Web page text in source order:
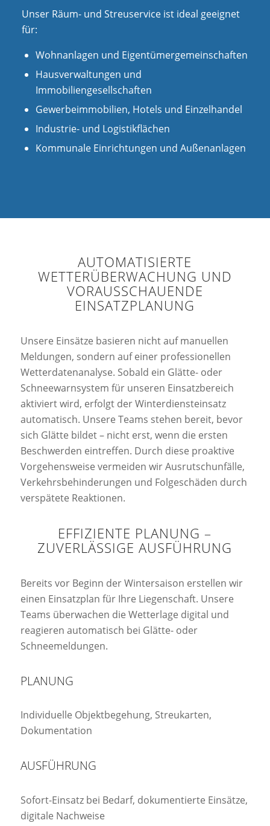
Unser Räum- und Streuservice ist ideal geeignet
für:
Wohnanlagen und Eigentümergemeinschaften
Hausverwaltungen und
Immobiliengesellschaften
Gewerbeimmobilien, Hotels und Einzelhandel
Industrie- und Logistikflächen
Kommunale Einrichtungen und Außenanlagen
AUTOMATISIERTE
WETTERÜBERWACHUNG UND
VORAUSSCHAUENDE
EINSATZPLANUNG
Unsere Einsätze basieren nicht auf manuellen
Meldungen, sondern auf einer professionellen
Wetterdatenanalyse. Sobald ein Glätte- oder
Schneewarnsystem für unseren Einsatzbereich
aktiviert wird, erfolgt der Winterdiensteinsatz
automatisch. Unsere Teams stehen bereit, bevor
sich Glätte bildet – nicht erst, wenn die ersten
Beschwerden eintreffen. Durch diese proaktive
Vorgehensweise vermeiden wir Ausrutschunfälle,
Verkehrsbehinderungen und Folgeschäden durch
verspätete Reaktionen.
EFFIZIENTE PLANUNG –
ZUVERLÄSSIGE AUSFÜHRUNG
Bereits vor Beginn der Wintersaison erstellen wir
einen Einsatzplan für Ihre Liegenschaft. Unsere
Teams überwachen die Wetterlage digital und
reagieren automatisch bei Glätte- oder
Schneemeldungen.
PLANUNG
Individuelle Objektbegehung, Streukarten,
Dokumentation
AUSFÜHRUNG
Sofort-Einsatz bei Bedarf, dokumentierte Einsätze,
digitale Nachweise